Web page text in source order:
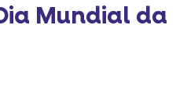
Mundial da